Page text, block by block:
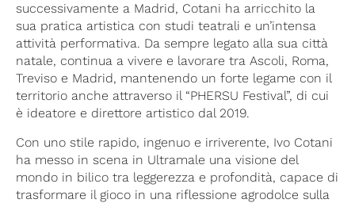
successivamente a Madrid, Cotani ha arricchito la
sua pratica artistica con studi teatrali e un’intensa
attività performativa. Da sempre legato alla sua città
natale, continua a vivere e lavorare tra Ascoli, Roma,
Treviso e Madrid, mantenendo un forte legame con il
territorio anche attraverso il “PHERSU Festival”, di cui
è ideatore e direttore artistico dal 2019.
Con uno stile rapido, ingenuo e irriverente, Ivo Cotani
ha messo in scena in Ultramale una visione del
mondo in bilico tra leggerezza e profondità, capace di
trasformare il gioco in una riflessione agrodolce sulla